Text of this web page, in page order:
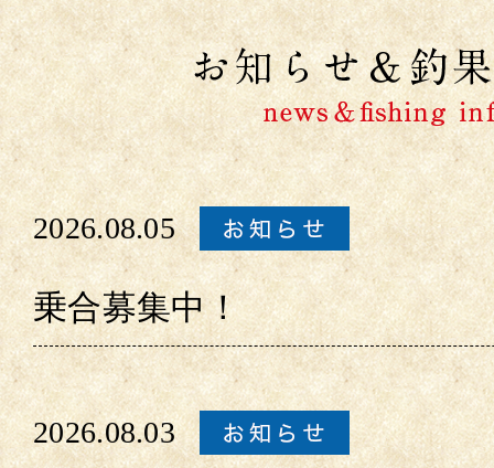
2026.08.05
乗合募集中！
2026.08.03